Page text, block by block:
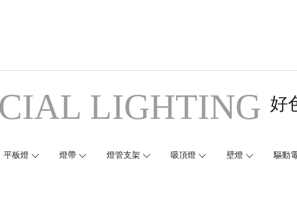
LIGHTING 好
平板燈 燈帶 燈管支架 吸頂燈 壁燈 驅動